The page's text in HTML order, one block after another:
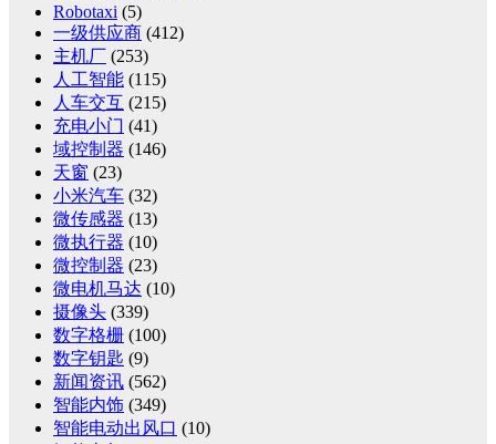
Robotaxi (5)
一级供应商 (412)
主机厂 (253)
人工智能 (115)
人车交互 (215)
充电小门 (41)
域控制器 (146)
天窗 (23)
小米汽车 (32)
微传感器 (13)
微执行器 (10)
微控制器 (23)
微电机马达 (10)
摄像头 (339)
数字格栅 (100)
数字钥匙 (9)
新闻资讯 (562)
智能内饰 (349)
智能电动出风口 (10)